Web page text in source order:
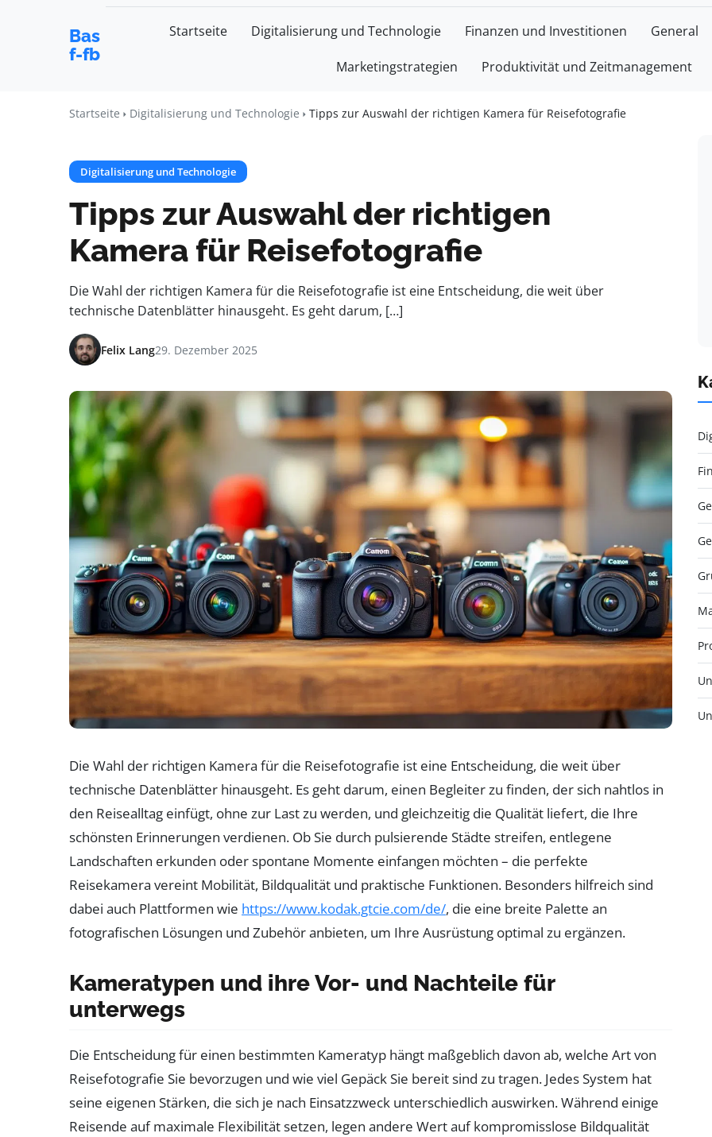
Bas
f-fb
Startseite Digitalisierung und Technologie Finanzen und Investitionen General
Marketingstrategien Produktivität und Zeitmanagement
Startseite Digitalisierung und Technologie Tipps zur Auswahl der richtigen Kamera für Reisefotografie
Digitalisierung und Technologie
Tipps zur Auswahl der richtigen
Kamera für Reisefotografie
Die Wahl der richtigen Kamera für die Reisefotografie ist eine Entscheidung, die weit über
technische Datenblätter hinausgeht. Es geht darum, […]
Felix Lang29. Dezember 2025
Die Wahl der richtigen Kamera für die Reisefotografie ist eine Entscheidung, die weit über
technische Datenblätter hinausgeht. Es geht darum, einen Begleiter zu finden, der sich nahtlos in
den Reisealltag einfügt, ohne zur Last zu werden, und gleichzeitig die Qualität liefert, die Ihre
schönsten Erinnerungen verdienen. Ob Sie durch pulsierende Städte streifen, entlegene
Landschaften erkunden oder spontane Momente einfangen möchten – die perfekte
Reisekamera vereint Mobilität, Bildqualität und praktische Funktionen. Besonders hilfreich sind
dabei auch Plattformen wie https://www.kodak.gtcie.com/de/, die eine breite Palette an
fotografischen Lösungen und Zubehör anbieten, um Ihre Ausrüstung optimal zu ergänzen.
Kameratypen und ihre Vor- und Nachteile für
unterwegs
Die Entscheidung für einen bestimmten Kameratyp hängt maßgeblich davon ab, welche Art von
Reisefotografie Sie bevorzugen und wie viel Gepäck Sie bereit sind zu tragen. Jedes System hat
seine eigenen Stärken, die sich je nach Einsatzzweck unterschiedlich auswirken. Während einige
Reisende auf maximale Flexibilität setzen, legen andere Wert auf kompromisslose Bildqualität